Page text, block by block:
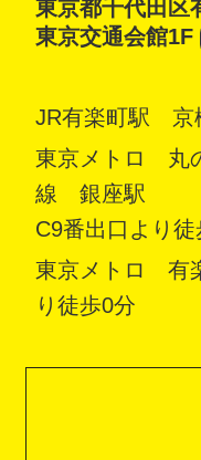
東京都千代田区
東京交通会館1F
JR有楽町駅 京
東京メトロ 丸
線 銀座駅
C9番出口より徒
東京メトロ 有
り徒歩0分